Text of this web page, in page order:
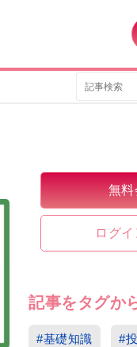
無料
ログ
記事をタグか
#基礎知識 #